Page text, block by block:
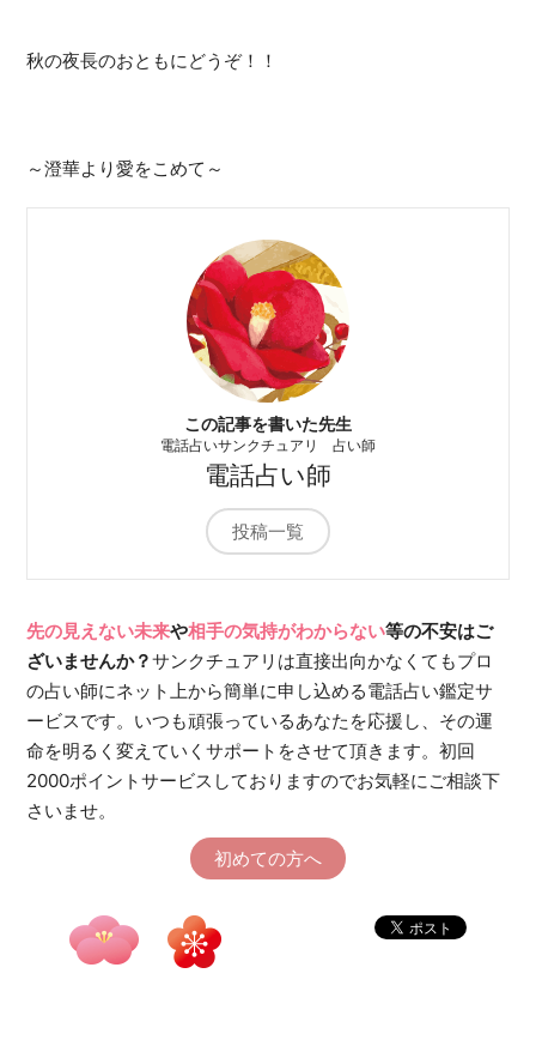
秋の夜長のおともにどうぞ！！
～澄華より愛をこめて～
この記事を書いた先生
電話占いサンクチュアリ 占い師
電話占い師
投稿一覧
先の見えない未来や相手の気持がわからない等の不安はご
ざいませんか？サンクチュアリは直接出向かなくてもプロ
の占い師にネット上から簡単に申し込める電話占い鑑定サ
ービスです。いつも頑張っているあなたを応援し、その運
命を明るく変えていくサポートをさせて頂きます。初回
2000ポイントサービスしておりますのでお気軽にご相談下
さいませ。
初めての方へ